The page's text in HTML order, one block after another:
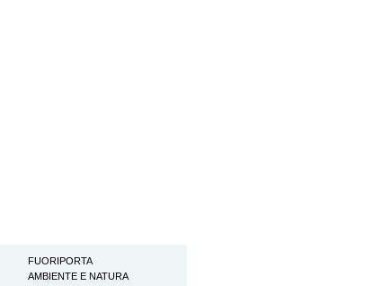
FUORIPORTA
AMBIENTE E NATURA